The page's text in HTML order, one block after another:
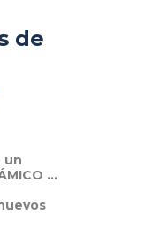
de
un
…